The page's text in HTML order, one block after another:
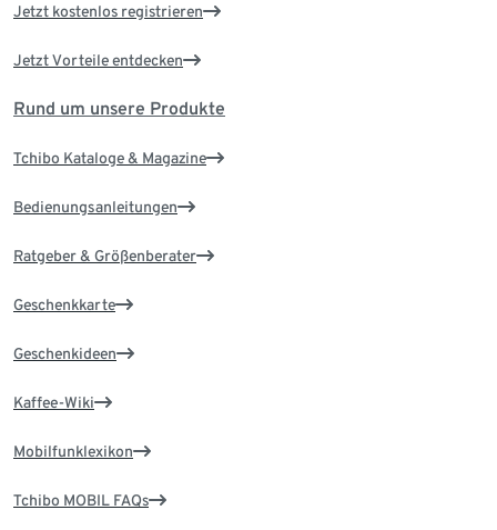
Jetzt kostenlos registrieren
Jetzt Vorteile entdecken
Rund um unsere Produkte
Tchibo Kataloge & Magazine
Bedienungsanleitungen
Ratgeber & Größenberater
Geschenkkarte
Geschenkideen
Kaffee-Wiki
Mobilfunklexikon
Tchibo MOBIL FAQs